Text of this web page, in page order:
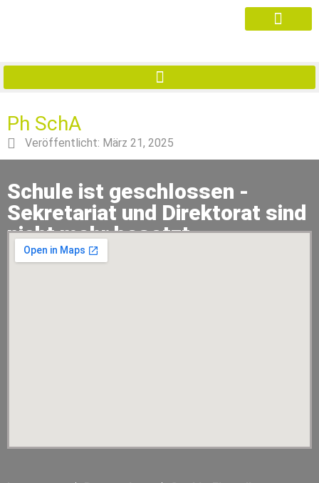
Ph SchA
Veröffentlicht: März 21, 2025
Schule ist geschlossen -
Sekretariat und Direktorat sind
nicht mehr besetzt.